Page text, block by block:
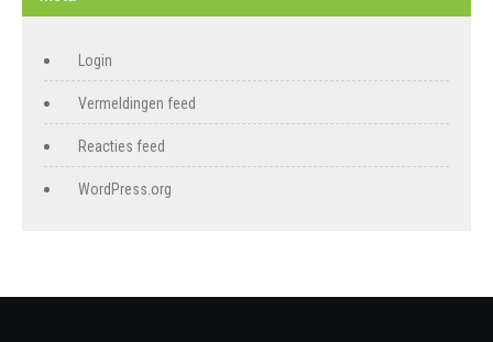
Login
Vermeldingen feed
Reacties feed
WordPress.org